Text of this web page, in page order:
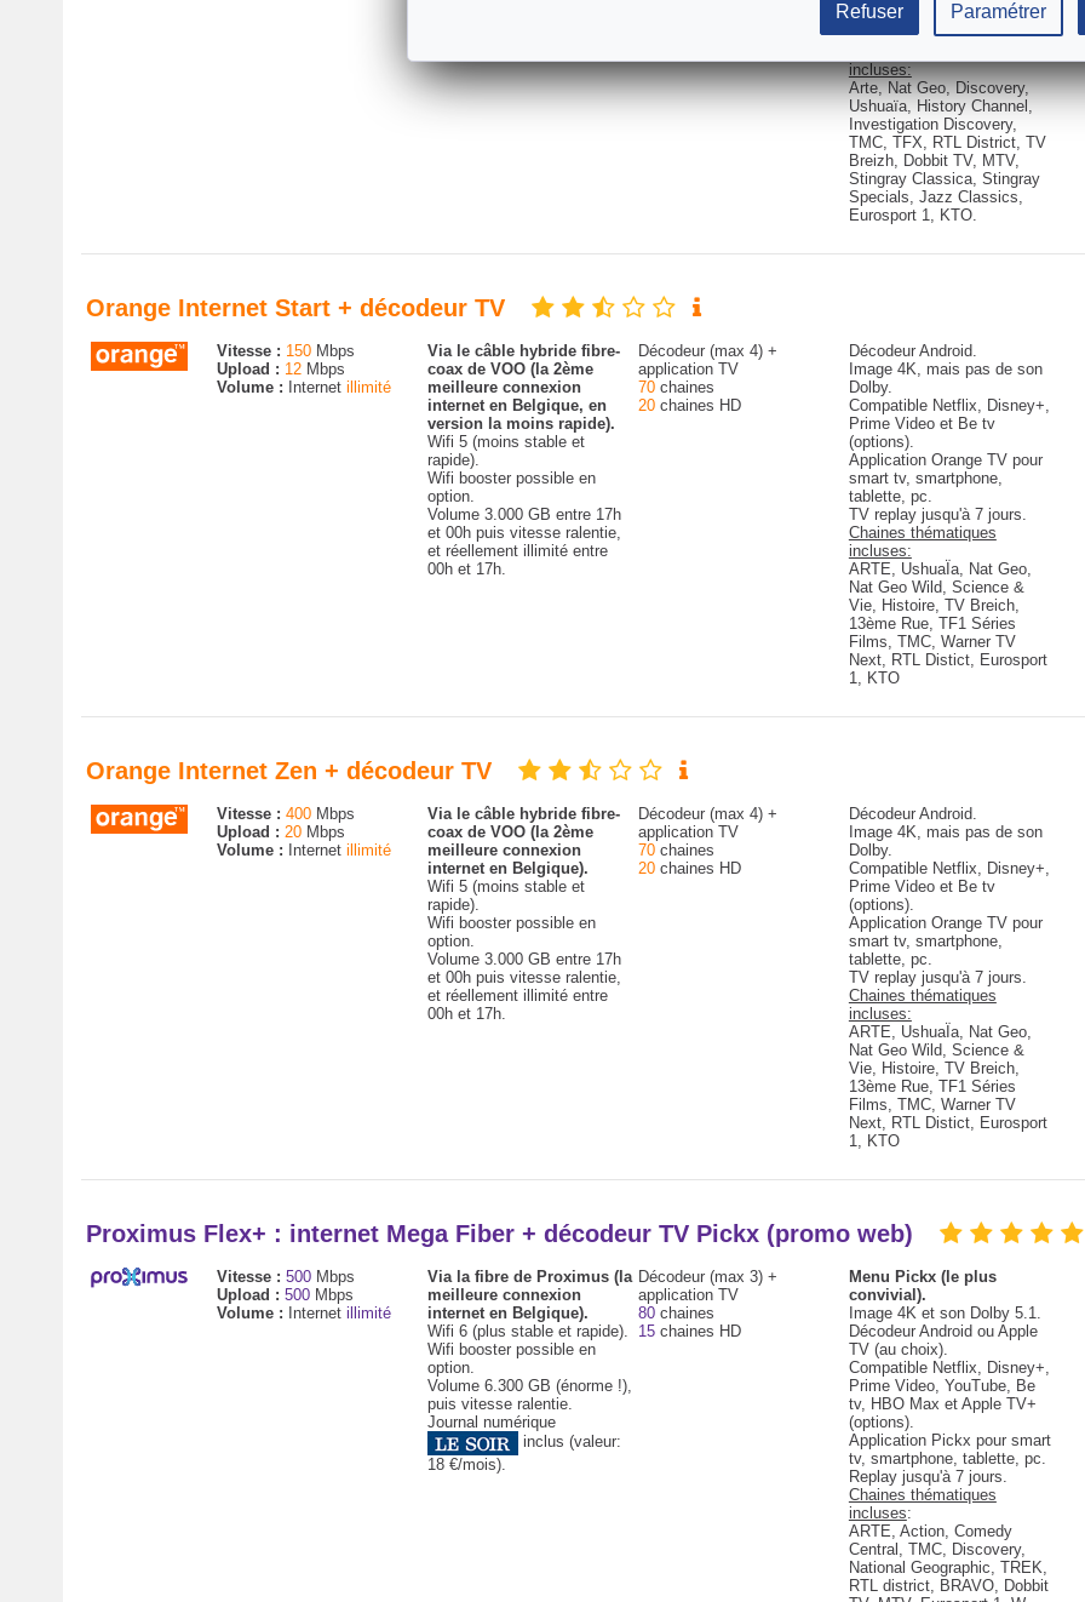
smartphone, tablette, pc.
Replay jusqu'à 7 jours.
incluses:
Arte, Nat Geo, Discovery,
Ushuaïa, History Channel,
Investigation Discovery,
TMC, TFX, RTL District, TV
Breizh, Dobbit TV, MTV,
Stingray Classica, Stingray
Specials, Jazz Classics,
Eurosport 1, KTO.
Orange Internet Start + décodeur TV
Vitesse : 150Mbps
Upload : 12Mbps
Volume :
Internet illimité
Via le câble hybride fibre-
coax de VOO (la 2ème
meilleure connexion
internet en Belgique, en
version la moins rapide).
Wifi 5 (moins stable et
rapide).
Wifi booster possible en
option.
Volume 3.000 GB entre 17h
et 00h puis vitesse ralentie,
et réellement illimité entre
00h et 17h.
Décodeur (max 4) +
application TV
70chaines
20chaines HD
Décodeur Android.
Image 4K, mais pas de son
Dolby.
Compatible Netflix, Disney+,
Prime Video et Be tv
(options).
Application Orange TV pour
smart tv, smartphone,
tablette, pc.
TV replay jusqu'à 7 jours.
Chaines thématiques
incluses:
ARTE, UshuaÏa, Nat Geo,
Nat Geo Wild, Science &
Vie, Histoire, TV Breich,
13ème Rue, TF1 Séries
Films, TMC, Warner TV
Next, RTL Distict, Eurosport
1, KTO
Orange Internet Zen + décodeur TV
Vitesse : 400Mbps
Upload : 20Mbps
Volume :
Internet illimité
Via le câble hybride fibre-
coax de VOO (la 2ème
meilleure connexion
internet en Belgique).
Wifi 5 (moins stable et
rapide).
Wifi booster possible en
option.
Volume 3.000 GB entre 17h
et 00h puis vitesse ralentie,
et réellement illimité entre
00h et 17h.
Décodeur (max 4) +
application TV
70chaines
20chaines HD
Décodeur Android.
Image 4K, mais pas de son
Dolby.
Compatible Netflix, Disney+,
Prime Video et Be tv
(options).
Application Orange TV pour
smart tv, smartphone,
tablette, pc.
TV replay jusqu'à 7 jours.
Chaines thématiques
incluses:
ARTE, UshuaÏa, Nat Geo,
Nat Geo Wild, Science &
Vie, Histoire, TV Breich,
13ème Rue, TF1 Séries
Films, TMC, Warner TV
Next, RTL Distict, Eurosport
1, KTO
Proximus Flex+ : internet Mega Fiber + décodeur TV Pickx (promo web)
Vitesse : 500Mbps
Upload : 500Mbps
Volume :
Internet illimité
Via la fibre de Proximus (la
meilleure connexion
internet en Belgique).
Wifi 6 (plus stable et rapide).
Wifi booster possible en
option.
Volume 6.300 GB (énorme !),
puis vitesse ralentie.
Journal numérique
inclus (valeur:
18 €/mois).
Décodeur (max 3) +
application TV
80chaines
15chaines HD
Menu Pickx (le plus
convivial).
Image 4K et son Dolby 5.1.
Décodeur Android ou Apple
TV (au choix).
Compatible Netflix, Disney+,
Prime Video, YouTube, Be
tv, HBO Max et Apple TV+
(options).
Application Pickx pour smart
tv, smartphone, tablette, pc.
Replay jusqu'à 7 jours.
Chaines thématiques
incluses:
ARTE, Action, Comedy
Central, TMC, Discovery,
National Geographic, TREK,
RTL district, BRAVO, Dobbit
Refuser Paramétrer